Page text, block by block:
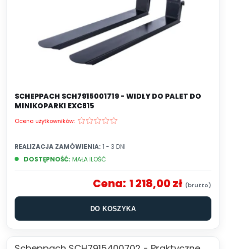
SCHEPPACH SCH7915001719 - WIDŁY DO PALET DO
MINIKOPARKI EXC815
Ocena użytkowników:
DOSTĘPNOŚĆ: MAŁA ILOŚĆ
REALIZACJA ZAMÓWIENIA: 1 - 3 DNI
Cena: 1 218,00 zł
DO KOSZYKA